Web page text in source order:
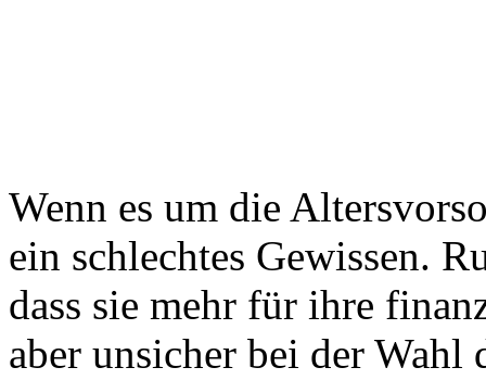
Wenn es um die
ein schlechtes Gewissen.
dass sie mehr für ihre
aber unsicher bei der Wahl